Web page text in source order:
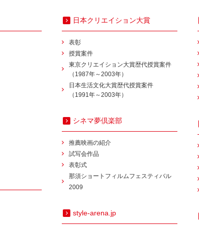
日本クリエイション大賞
表彰
授賞案件
東京クリエイション大賞歴代授賞案件
（1987年～2003年）
日本生活文化大賞歴代授賞案件
（1991年～2003年）
シネマ夢倶楽部
推薦映画の紹介
試写会作品
表彰式
那須ショートフィルムフェスティバル
2009
style-arena.jp